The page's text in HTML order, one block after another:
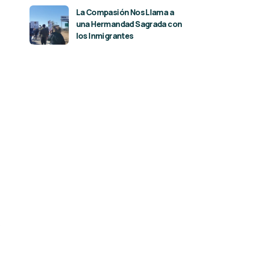
La Compasión Nos Llama a
una Hermandad Sagrada con
los Inmigrantes